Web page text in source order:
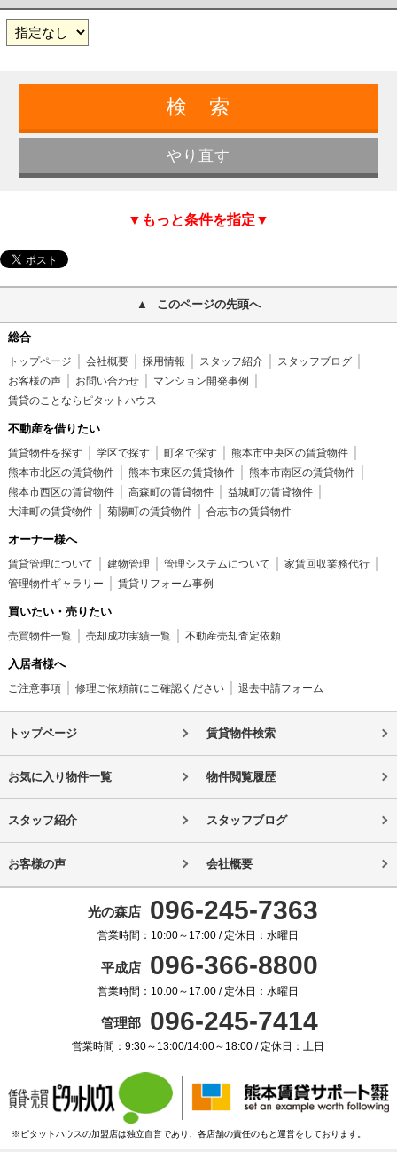
▼もっと条件を指定▼
このページの先頭へ
総合
トップページ 会社概要 採用情報 スタッフ紹介
スタッフブログ
お客様の声
お問い合わせ
マンション開発事例
賃貸のことならピタットハウス
不動産を借りたい
賃貸物件を探す 学区で探す 町名で探す
熊本市中央区の賃貸物件
熊本市北区の賃貸物件
熊本市東区の賃貸物件
熊本市南区の賃貸物件
熊本市西区の賃貸物件
高森町の賃貸物件
益城町の賃貸物件
大津町の賃貸物件
菊陽町の賃貸物件 合志市の賃貸物件
オーナー様へ
賃貸管理について 建物管理 管理システムについて
家賃回収業務代行
管理物件ギャラリー
賃貸リフォーム事例
買いたい・売りたい
売買物件一覧 売却成功実績一覧 不動産売却査定依頼
入居者様へ
ご注意事項 修理ご依頼前にご確認ください 退去申請フォーム
トップページ 賃貸物件検索
お気に入り物件一覧 物件閲覧履歴
スタッフ紹介 スタッフブログ
お客様の声 会社概要
光の森店 096-245-7363
営業時間：10:00～17:00 / 定休日：水曜日
平成店 096-366-8800
営業時間：10:00～17:00 / 定休日：水曜日
管理部 096-245-7414
営業時間：9:30～13:00/14:00～18:00 / 定休日：土日
※ピタットハウスの加盟店は独立自営であり、各店舗の責任のもと運営をしております。